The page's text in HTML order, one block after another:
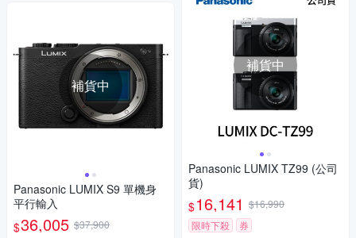
補貨中
Panasonic LUMIX S9 單機身
平行輸入
$36,005 $37,900
補貨中
Panasonic LUMIX TZ99 (公司
貨)
$16,141 $16,990
限時下殺
券